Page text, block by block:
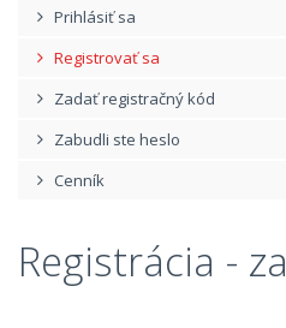
Prihlásiť sa
Registrovať sa
Zadať registračný kód
Zabudli ste heslo
Cenník
Registrácia -